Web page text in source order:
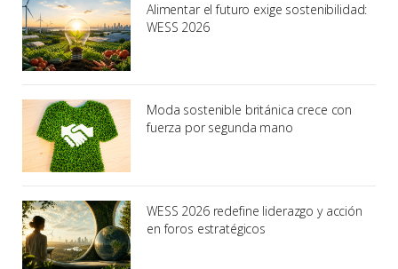
Alimentar el futuro exige sostenibilidad:
WESS 2026
Moda sostenible británica crece con
fuerza por segunda mano
WESS 2026 redefine liderazgo y acción
en foros estratégicos